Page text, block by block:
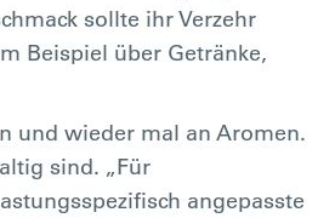
sollte ihr Verzehr
Beispiel über Getränke,
und wieder mal an Aromen.
sind. „Für
angepasste